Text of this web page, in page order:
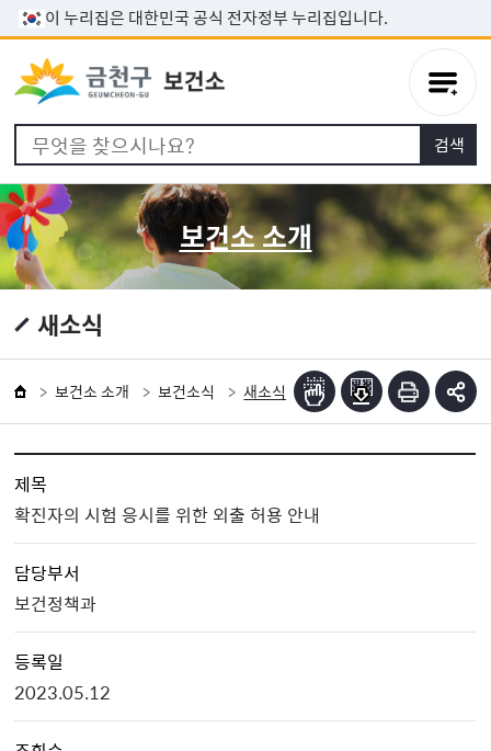
본문 바로가기
이 누리집은 대한민국 공식 전자정부 누리집입니다.
보건소 소개
새소식
보건소 소개 보건소식 새소식
제목
확진자의 시험 응시를 위한 외출 허용 안내
담당부서
보건정책과
등록일
2023.05.12